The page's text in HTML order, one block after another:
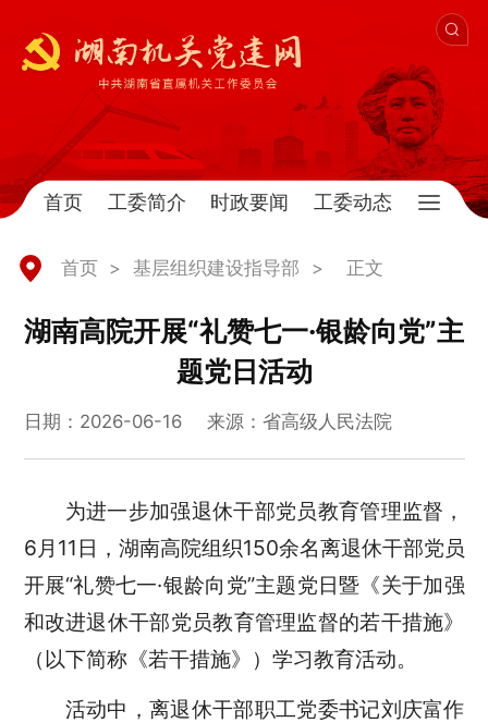
首页 工委简介 时政要闻 工委动态
首页 > 基层组织建设指导部 > 正文
湖南高院开展“礼赞七一·银龄向党”主
题党日活动
日期：2026-06-16 来源：省高级人民法院
为进一步加强退休干部党员教育管理监督，
6月11日，湖南高院组织150余名离退休干部党员
开展“礼赞七一·银龄向党”主题党日暨《关于加强
和改进退休干部党员教育管理监督的若干措施》
（以下简称《若干措施》）学习教育活动。
活动中，离退休干部职工党委书记刘庆富作